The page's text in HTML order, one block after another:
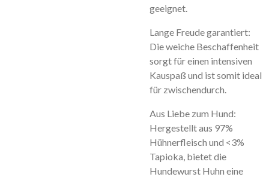
geeignet.
Lange Freude garantiert:
Die weiche Beschaffenheit
sorgt für einen intensiven
Kauspaß und ist somit ideal
für zwischendurch.
Aus Liebe zum Hund:
Hergestellt aus 97%
Hühnerfleisch und <3%
Tapioka, bietet die
Hundewurst Huhn eine